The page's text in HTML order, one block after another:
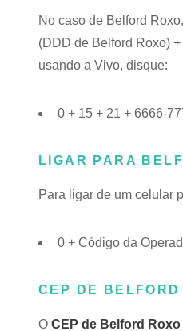
No caso de Belford
(DDD de Belford Roxo)
usando a Vivo, disque:
0 + 15 + 21 + 6666-
LIGAR PARA
Para ligar de um celular
0 + Código da
CEP DE
O CEP de Belford